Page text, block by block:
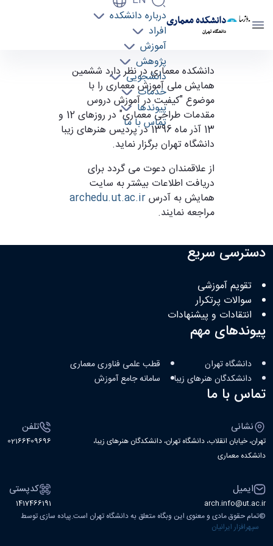
دانشکده معماری
دانشگاه تهران
درباره دانشکده
افراد
آموزش
پژوهش
دانشجویی
خدمات
پیوندها
تماس با ما
ششمین همایش ملی آموزش معماری - دانشکده
دانشکده معماری در نظر دارد ششمین
همایش ملی آموزش معماری را با
موضوع "کیفیت در آموزش دروس
مقدمات طراحی معماری" در روزهای 12 و
13 آذر ماه 1396 در پردیس هنرهای زیبا
دانشگاه تهران برگزار نماید.
از علاقمندان دعوت می گردد برای
دریافت اطلاعات بیشتر به سایت
همایش به آدرسarchedu.ut.ac.ir
مراجعه نمایند.
دسترسی سریع
تقویم آموزشی
سوالات پرتکرار
انتقادات و پیشنهادات
پیوندهای مهم
دانشگاه تهران
دانشکدگان هنرهای زیبا
قطب علمی فناوری معماری
سامانه جامع آموزش
تماس با ما
نشانی
تهران، خیابان انقلاب، دانشگاه تهران، دانشکدگان هنرهای زیبا،
دانشکده معماری
تلفن
02166409696
ایمیل
arch.info@ut.ac.ir
کدپستی
1417466191
©تمام حقوق مادی و معنوی این وبگاه متعلق به دانشگاه تهران است.پیاده سازی توسط
سپهرافزار ایرانیان